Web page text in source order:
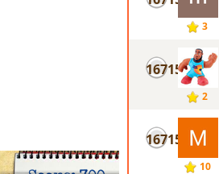
3
16715
2
16715
10